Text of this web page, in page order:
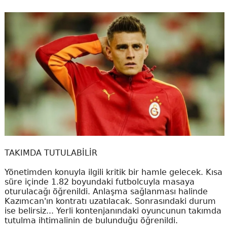
TAKIMDA TUTULABİLİR
Yönetimden konuyla ilgili kritik bir hamle gelecek. Kısa
süre içinde 1.82 boyundaki futbolcuyla masaya
oturulacağı öğrenildi. Anlaşma sağlanması halinde
Kazımcan'ın kontratı uzatılacak. Sonrasındaki durum
ise belirsiz... Yerli kontenjanındaki oyuncunun takımda
tutulma ihtimalinin de bulunduğu öğrenildi.